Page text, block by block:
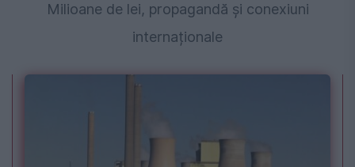
Milioane de lei, propagandă și conexiuni
internaționale